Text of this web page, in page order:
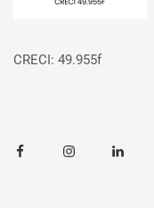
CRECI: 49.955f
FacebookInstagramLinkedin